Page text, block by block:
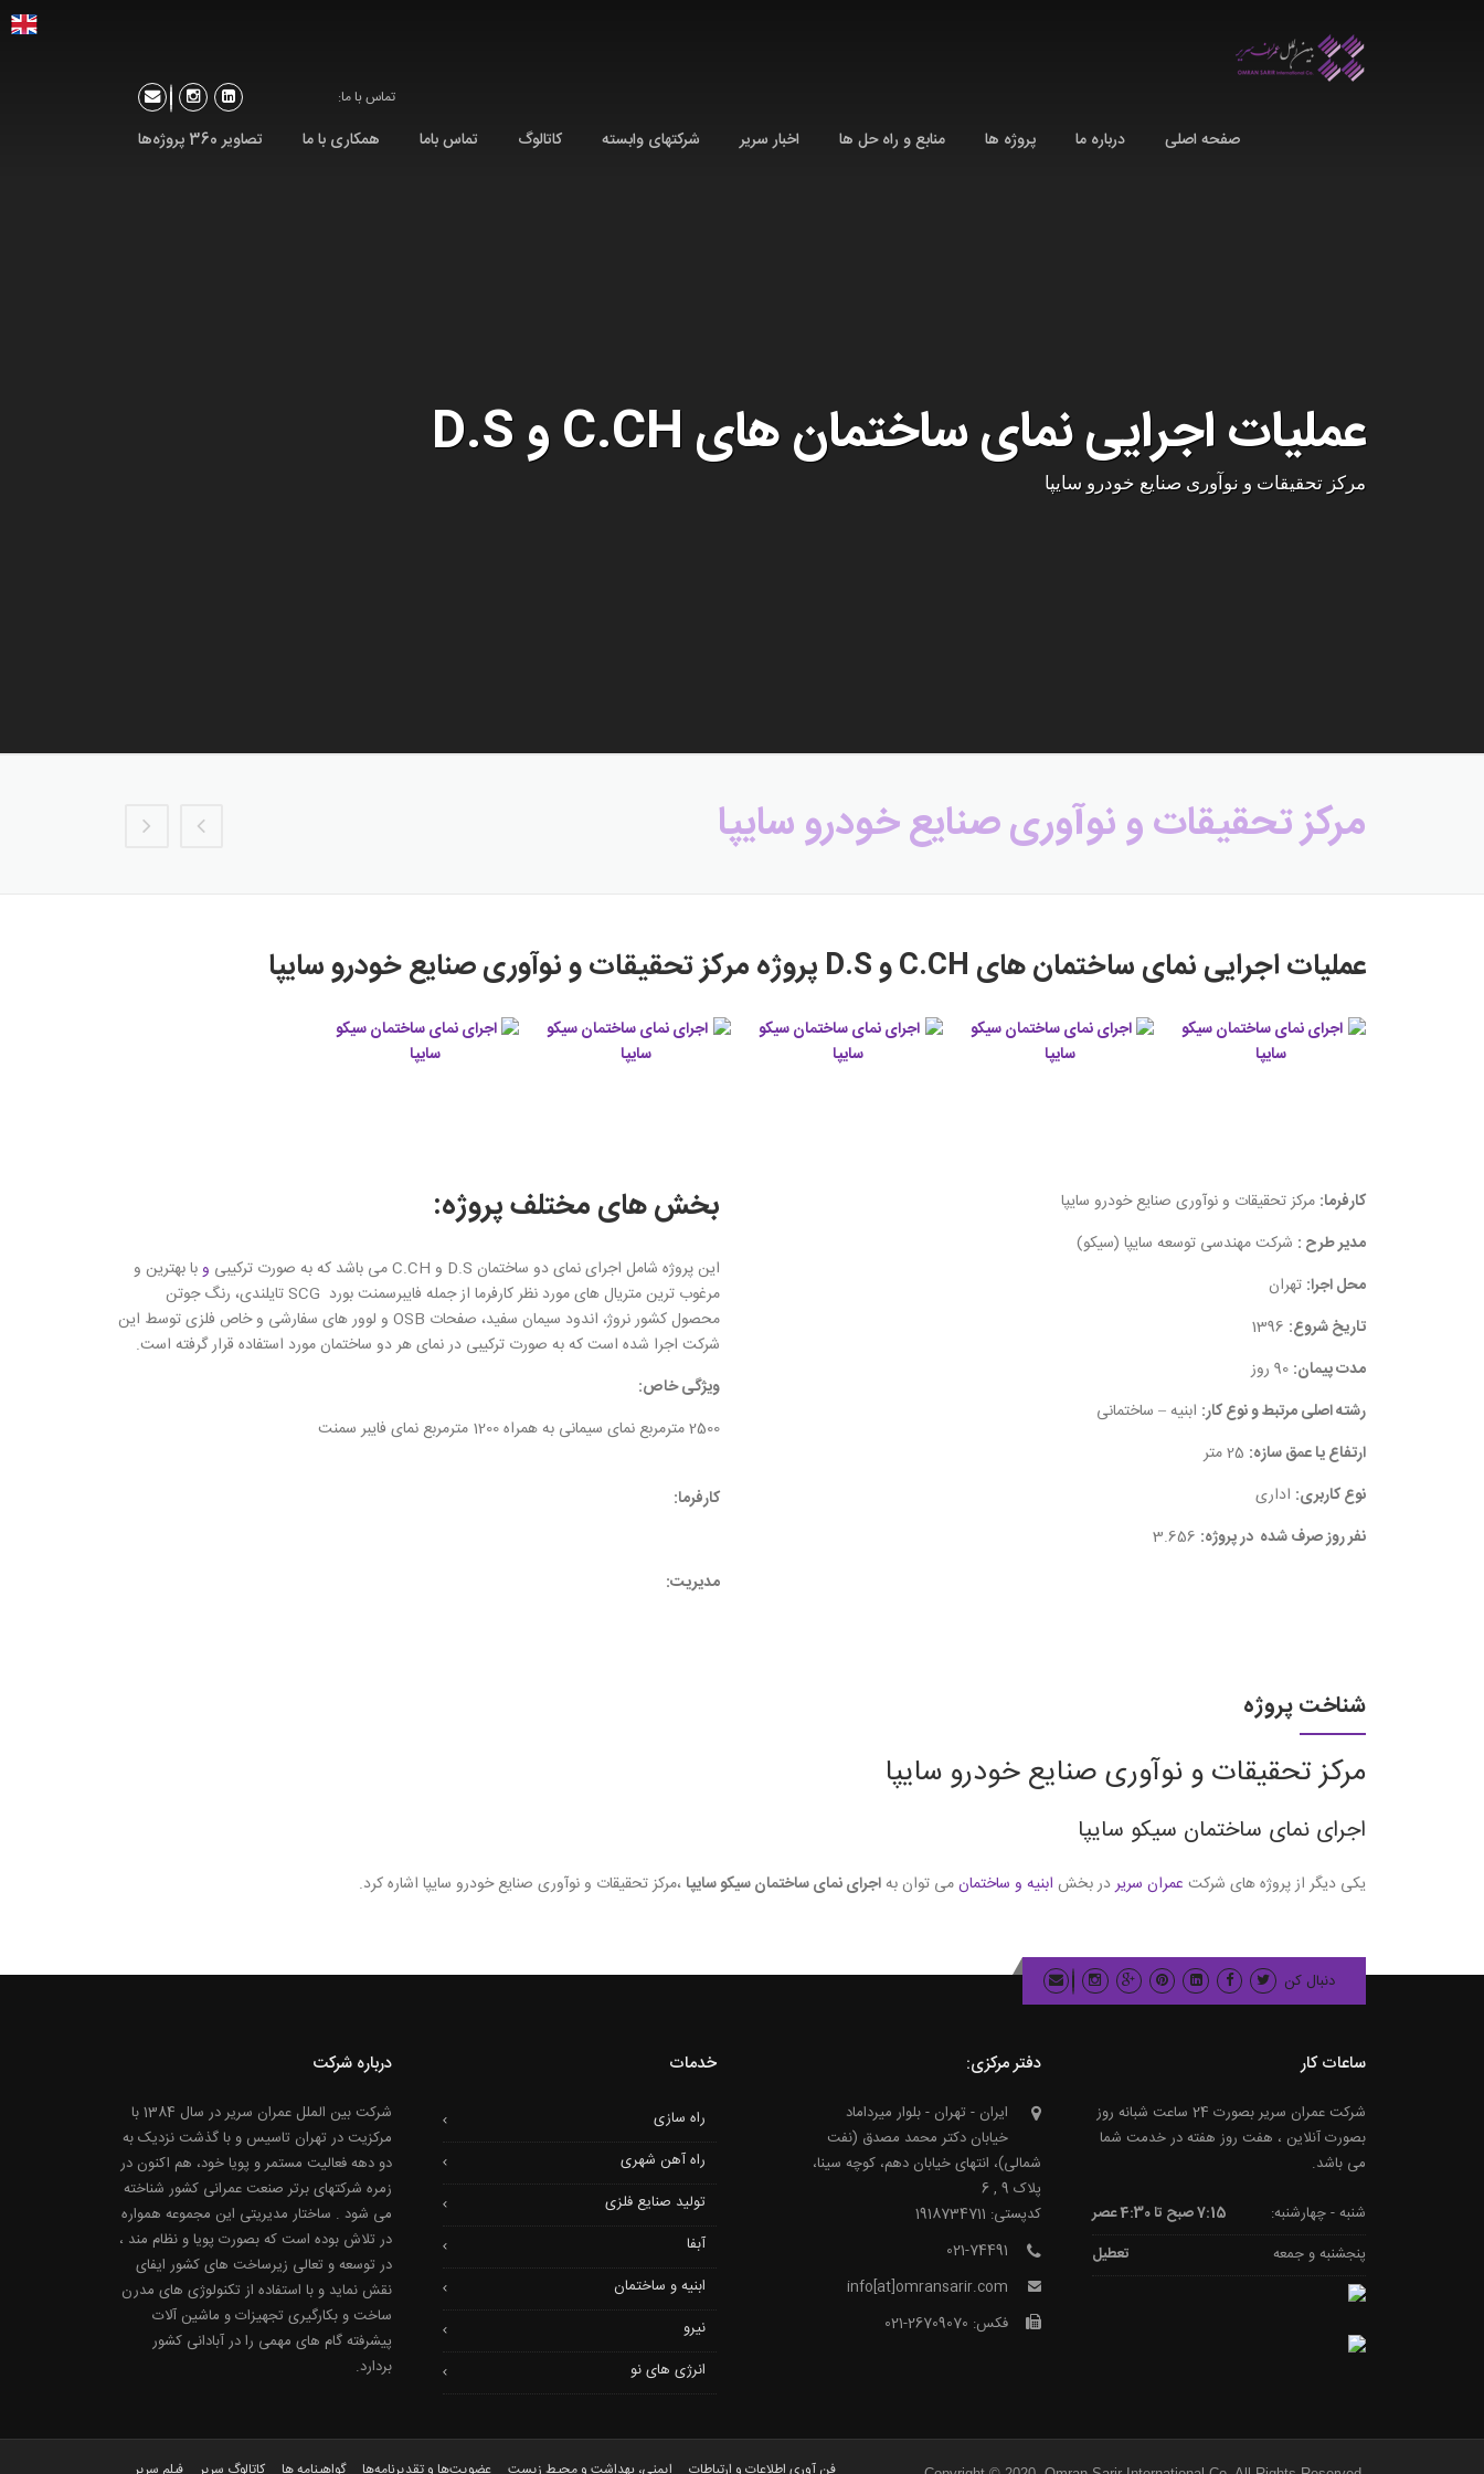
تماس با ما:
تصاویر 360 پروژه‌ها همکاری با ما تماس باما کاتالوگ شرکتهای وابسته اخبار سریر منابع و راه حل ها پروژه ها درباره ما صفحه اصلی
عملیات اجرایی نمای ساختمان های C.CH و D.S
مرکز تحقیقات و نوآوری صنایع خودرو سایپا
مرکز تحقیقات و نوآوری صنایع خودرو سایپا
عملیات اجرایی نمای ساختمان های C.CH و D.S پروژه مرکز تحقیقات و نوآوری صنایع خودرو سایپا
بخش های مختلف پروژه:
این پروژه شامل اجرای نمای دو ساختمان D.S و C.CH می باشد که به صورت ترکیبی وبا بهترین و
مرغوب ترین متریال های مورد نظر کارفرما از جمله فایبرسمنت بورد SCG تایلندی، رنگ جوتن
محصول کشور نروژ، اندود سیمان سفید، صفحات OSB و لوور های سفارشی و خاص فلزی توسط این
شرکت اجرا شده است که به صورت ترکیبی در نمای هر دو ساختمان مورد استفاده قرار گرفته است.
ویژگی خاص:
2500 مترمربع نمای سیمانی به همراه 1200 مترمربع نمای فایبر سمنت
کارفرما:
مدیریت:
کارفرما: مرکز تحقیقات و نوآوری صنایع خودرو سایپا
مدیر طرح : شرکت مهندسی توسعه سایپا (سیکو)
محل اجرا: تهران
تاريخ شروع:
مدت پیمان:
رشته اصلی مرتبط و نوع کار: ابنیه – ساختمانی
ارتفاع یا عمق سازه:
نوع کاربری: اداری
نفر روز صرف شده در پروژه:
شناخت پروژه
مرکز تحقیقات و نوآوری صنایع خودرو سایپا
اجرای نمای ساختمان سیکو سایپا
یکی دیگر از پروژه های شرکت عمران سریردر بخش ابنیه و ساختمانمی توان بهاجرای نمای ساختمان سیکو سایپا ،مرکز تحقیقات و نوآوری صنایع خودرو سایپا اشاره کرد.
دنبال کن
درباره شرکت
شرکت بین الملل عمران سریر در سال 1384 با
مرکزیت در تهران تاسیس و با گذشت نزدیک به
دو دهه فعالیت مستمر و پویا خود، هم اکنون در
زمره شرکتهای برتر صنعت عمرانی کشور شناخته
می شود . ساختار مدیریتی این مجموعه همواره
در تلاش بوده است که بصورت پویا و نظام مند ،
در توسعه و تعالی زیرساخت های کشور ایفای
نقش نماید و با استفاده از تکنولوژی های مدرن
ساخت و بکارگیری تجهیزات و ماشین آلات
پیشرفته گام های مهمی را در آبادانی کشور
بردارد.
خدمات
راه سازی
راه آهن شهری
تولید صنایع فلزی
آبفا
ابنیه و ساختمان
نیرو
انرژی های نو
دفتر مرکزی:
ایران - تهران - بلوار میرداماد
خیابان دکتر محمد مصدق (نفت
شمالی)، انتهای خیابان دهم، کوچه سینا،
پلاک 9 , 6
کدپستی: 1918734711
021-74491
info[at]omransarir.com
فکس: 26709070-021
ساعات کار
شرکت عمران سریر بصورت 24 ساعت شبانه روز
بصورت آنلاین ، هفت روز هفته در خدمت شما
می باشد.
شنبه - چهارشنبه:
7:15 صبح تا 4:30 عصر
پنجشنبه و جمعه
تعطیل